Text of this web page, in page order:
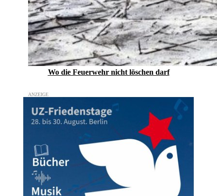
Wo die Feuerwehr nicht löschen darf